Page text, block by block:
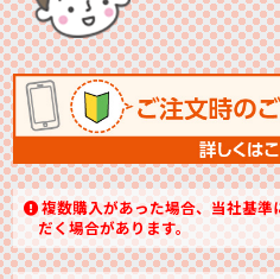
複数購入があった場合、当社基
だく場合があります。